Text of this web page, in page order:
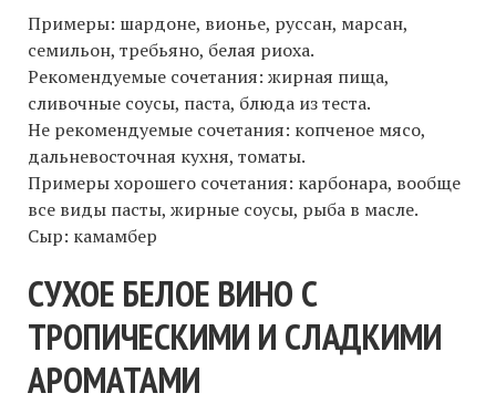
Примеры: шардоне, вионье, руссан, марсан,
семильон, требьяно, белая риоха.
Рекомендуемые сочетания: жирная пища,
сливочные соусы, паста, блюда из теста.
Не рекомендуемые сочетания: копченое мясо,
дальневосточная кухня, томаты.
Примеры хорошего сочетания: карбонара, вообще
все виды пасты, жирные соусы, рыба в масле.
Сыр: камамбер
CУХОЕ БЕЛОЕ ВИНО С
ТРОПИЧЕСКИМИ И СЛАДКИМИ
АРОМАТАМИ